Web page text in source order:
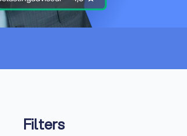
Filters